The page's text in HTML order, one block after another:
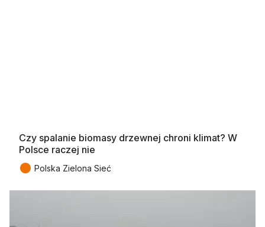
Czy spalanie biomasy drzewnej chroni klimat? W
Polsce raczej nie
● Polska Zielona Sieć